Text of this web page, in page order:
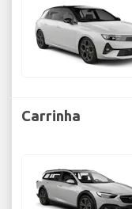
Carrinha